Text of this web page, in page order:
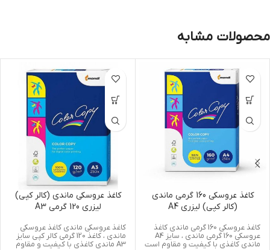
محصولات مشابه
کاغذ عروسکی 160 گرمی ماندی
(کالر کپی) لیزری A4
کاغذ عروسکی 160 گرمی ماندی کاغذ
عروسکی 160 گرمی ماندی ، سایز A4
ماندی کاغذی با کیفیت و مقاوم است
کاغذ عروسکی ماندی (کالر کپی)
لیزری 120 گرمی A3
کاغذ عروسکی ماندی کاغذ عروسکی
ماندی ، کاغذ 120 گرمی کالر کپی سایز
A3 ماندی کاغذی با کیفیت و مقاوم